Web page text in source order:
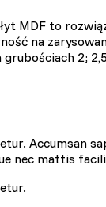
MDF to
na
2;
Accumsan
nec mattis
korzystania z ich
Niezbędne